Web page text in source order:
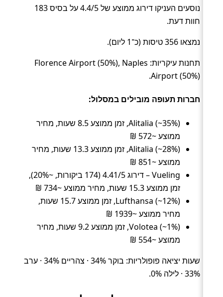
נוסעים העניקו דירוג ממוצע של 4.4/5 על בסיס 183
חוות דעת.
נמצאו 356 טיסות (כ־1 ליום).
תחנות עיקריות: Florence Airport (50%), Naples
Airport (50%).
חברות תעופה מובילים במסלול:
Alitalia (~35%), זמן ממוצע 8.5 שעות, מחיר
ממוצע ~572 ₪
Alitalia (~28%), זמן ממוצע 13.3 שעות, מחיר
ממוצע ~851 ₪
Vueling – דירוג 4.41/5 (174 ביקורות, ~20%),
זמן ממוצע 15.3 שעות, מחיר ממוצע ~734 ₪
Lufthansa (~12%), זמן ממוצע 15.7 שעות,
מחיר ממוצע ~1939 ₪
Volotea (~1%), זמן ממוצע 9.2 שעות, מחיר
ממוצע ~554 ₪
שעות יציאה פופולריות: בוקר 34% · צהריים 34% · ערב
33% · לילה 0%.